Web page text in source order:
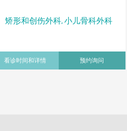
矫形和创伤外科, 小儿骨科外科
看诊时间和详情 预约询问